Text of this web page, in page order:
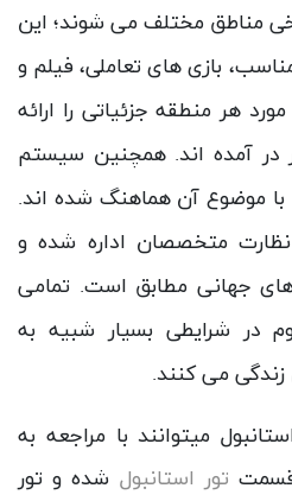
مناطق مختلف می شوند؛ این
بازی های تعاملی، فیلم و
هر منطقه جزئیاتی را ارائه
در آمده اند. همچنین سیستم
موضوع آن هماهنگ شده اند.
نظارت متخصصان اداره شده و
های جهانی مطابق است. تمامی
در شرایطی بسیار شبیه به
می کنند.
میتوانند با مراجعه به
قسمت تور استانبول شده و تور